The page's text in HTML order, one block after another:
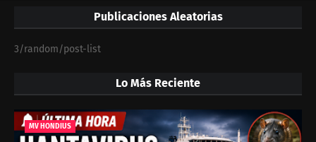
Publicaciones Aleatorias
3/random/post-list
Lo Más Reciente
MV HONDIUS